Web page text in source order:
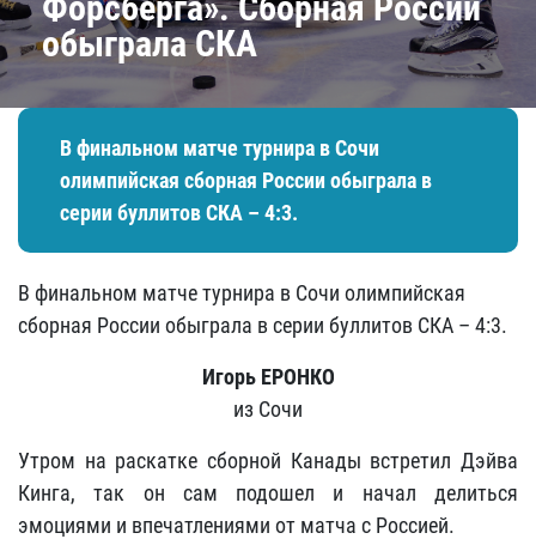
обыграла СКА
В финальном матче турнира в Сочи
олимпийская сборная России обыграла в
серии буллитов СКА – 4:3.
В финальном матче турнира в Сочи олимпийская
сборная России обыграла в серии буллитов СКА – 4:3.
Игорь ЕРОНКО
из Сочи
Утром на раскатке сборной Канады встретил Дэйва
Кинга, так он сам подошел и начал делиться
эмоциями и впечатлениями от матча с Россией.